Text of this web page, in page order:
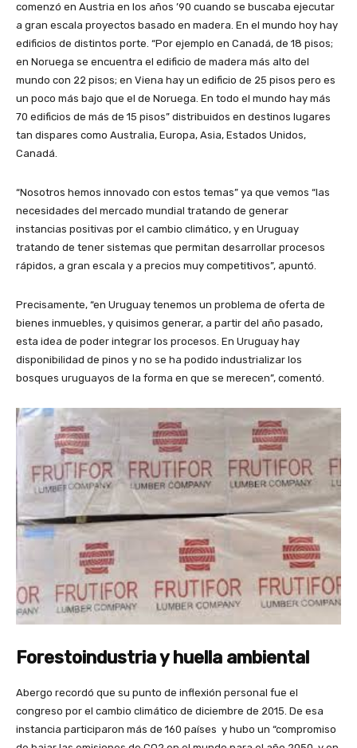
comenzó en Austria en los años ’90 cuando se buscaba ejecutar
a gran escala proyectos basado en madera. En el mundo hoy hay
edificios de distintos porte. “Por ejemplo en Canadá, de 18 pisos;
en Noruega se encuentra el edificio de madera más alto del
mundo con 22 pisos; en Viena hay un edificio de 25 pisos pero es
un poco más bajo que el de Noruega. En todo el mundo hay más
70 edificios de más de 15 pisos” distribuidos en destinos lugares
tan dispares como Australia, Europa, Asia, Estados Unidos,
Canadá.
“Nosotros hemos innovado con estos temas” ya que vemos “las
necesidades del mercado mundial tratando de generar
instancias positivas por el cambio climático, y en Uruguay
tratando de tener sistemas que permitan desarrollar procesos
rápidos, a gran escala y a precios muy competitivos”, apuntó.
Precisamente, “en Uruguay tenemos un problema de oferta de
bienes inmuebles, y quisimos generar, a partir del año pasado,
esta idea de poder integrar los procesos. En Uruguay hay
disponibilidad de pinos y no se ha podido industrializar los
bosques uruguayos de la forma en que se merecen”, comentó.
Forestoindustria y huella ambiental
Abergo recordó que su punto de inflexión personal fue el
congreso por el cambio climático de diciembre de 2015. De esa
instancia participaron más de 160 países y hubo un “compromiso